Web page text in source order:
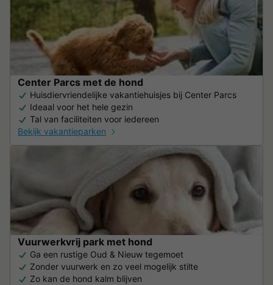
Center Parcs met de hond
Huisdiervriendelijke vakantiehuisjes bij Center Parcs
Ideaal voor het hele gezin
Tal van faciliteiten voor iedereen
Bekijk vakantieparken
Vuurwerkvrij park met hond
Ga een rustige Oud & Nieuw tegemoet
Zonder vuurwerk en zo veel mogelijk stilte
Zo kan de hond kalm blijven